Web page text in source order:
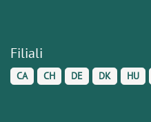
Filiali
CA CH DE DK HU